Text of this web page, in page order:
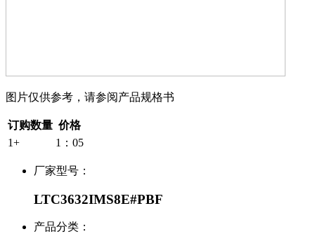
图片仅供参考，请参阅产品规格书
订购数量 价格
1+
1：05
厂家型号：
LTC3632IMS8E#PBF
产品分类：